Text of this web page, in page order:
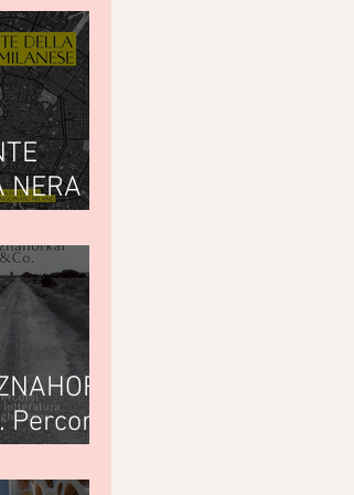
NERA
(Utet)
Percorsi